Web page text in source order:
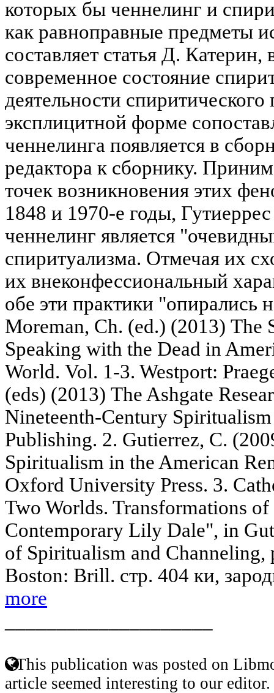
которых бы ченнелинг и
как равноправные предметы
составляет статья Д.
современное состояние
деятельности
эксплицитной форме
ченнелинга появляется в
редактора к сборнику.
точек возникновения этих
1848 и 1970-е годы,
ченнелинг является
спиритуализма. Отмечая их
их внеконфессиональный
обе эти практики "опирались
Moreman, Ch. (ed.) (2013) The
Speaking with the Dead in
World. Vol. 1-3. Westport:
(eds) (2013) The Ashgate
Nineteenth-Century
Publishing. 2. Gutierrez, C.
Spiritualism in the American
Oxford University Press. 3.
Two Worlds. Transformations
Contemporary Lily Dale", in
of Spiritualism and Channeling,
Boston: Brill. стр. 404 ки,
more
This publication was posted on
article seemed interesting to our editor.